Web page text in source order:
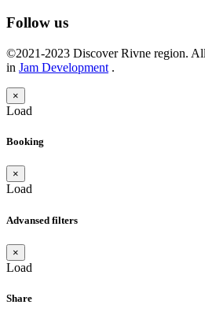
Follow us
©2021-2023 Discover Rivne region.
in Jam Development .
×
Load
Booking
×
Load
Advansed filters
×
Load
Share